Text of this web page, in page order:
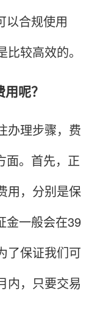
以合规使用
较高效的。
呢？
理步骤，费
面。首先，正
用，分别是保
金一般会在39
了保证我们可
内，只要交易